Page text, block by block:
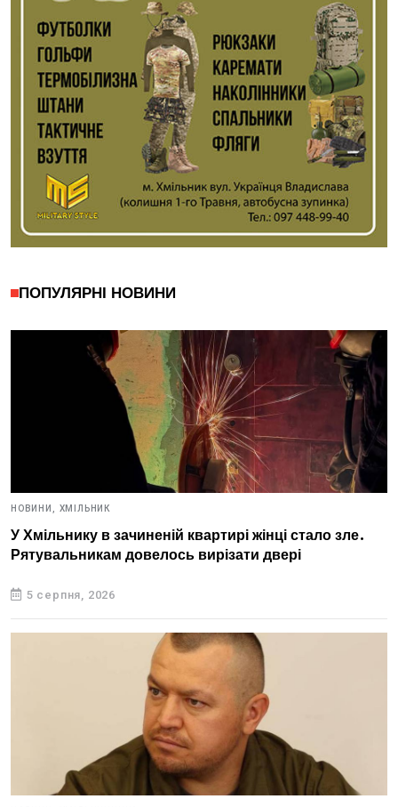
ПОПУЛЯРНІ НОВИНИ
НОВИНИ, ХМІЛЬНИК
У Хмільнику в зачиненій квартирі жінці стало зле.
Рятувальникам довелось вирізати двері
5 серпня, 2026